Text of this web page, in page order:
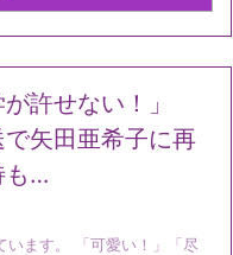
が許せない！」
で矢田亜希子に再
も…
います。 「可愛い！」「尽